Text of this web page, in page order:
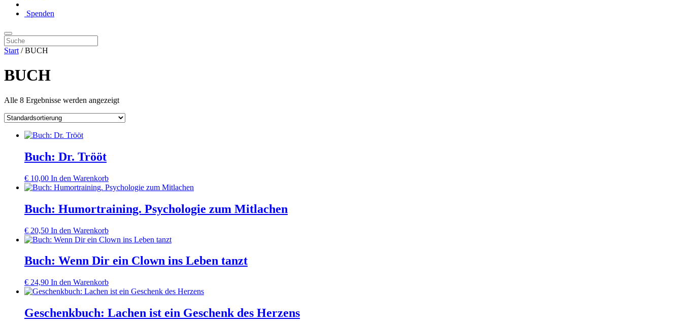
Spenden
Start / BUCH
BUCH
Alle 8 Ergebnisse werden angezeigt
Buch: Dr. Trööt
€ 10,00 In den Warenkorb
Buch: Humortraining. Psychologie zum Mitlachen
€ 20,50 In den Warenkorb
Buch: Wenn Dir ein Clown ins Leben tanzt
€ 24,90 In den Warenkorb
Geschenkbuch: Lachen ist ein Geschenk des Herzens